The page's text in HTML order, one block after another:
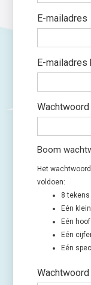
E-mailadres
E-
Wachtwoord
Boom
Het
voldoen:
8 tekens
Eén
Eén
Eén
Eén